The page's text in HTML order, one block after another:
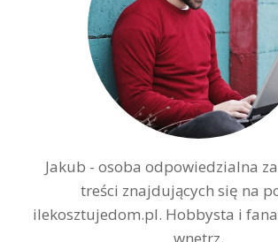
Jakub - osoba odpowiedzialna
treści znajdujących się na
ilekosztujedom.pl. Hobbysta i
wnetrz.